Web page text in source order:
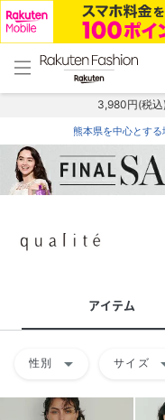
menu home
トップ
3,980円(税込
熊本県を中心とす
アイテム
性別 arrow_drop_down サイズ